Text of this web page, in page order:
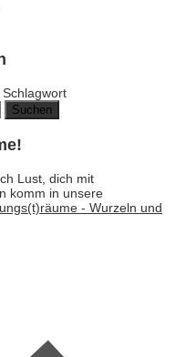
Lust, dich mit
komm in unsere
- Wurzeln und